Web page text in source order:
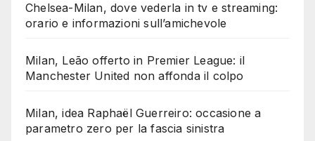
Chelsea-Milan, dove vederla in tv e streaming:
orario e informazioni sull’amichevole
Milan, Leão offerto in Premier League: il
Manchester United non affonda il colpo
Milan, idea Raphaël Guerreiro: occasione a
parametro zero per la fascia sinistra